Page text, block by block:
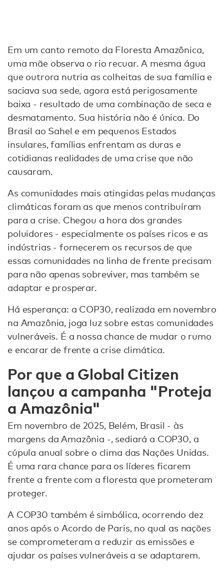
Em um canto remoto da Floresta Amazônica,
uma mãe observa o rio recuar. A mesma água
que outrora nutria as colheitas de sua família e
saciava sua sede, agora está perigosamente
baixa - resultado de uma combinação de seca e
desmatamento. Sua história não é única. Do
Brasil ao Sahel e em pequenos Estados
insulares, famílias enfrentam as duras e
cotidianas realidades de uma crise que não
causaram.
As comunidades mais atingidas pelas mudanças
climáticas foram as que menos contribuíram
para a crise. Chegou a hora dos grandes
poluidores - especialmente os países ricos e as
indústrias - fornecerem os recursos de que
essas comunidades na linha de frente precisam
para não apenas sobreviver, mas também se
adaptar e prosperar.
Há esperança: a COP30, realizada em novembro
na Amazônia, joga luz sobre estas comunidades
vulneráveis. É a nossa chance de mudar o rumo
e encarar de frente a crise climática.
Por que a Global Citizen
lançou a campanha "Proteja
a Amazônia"
Em novembro de 2025, Belém, Brasil - às
margens da Amazônia -, sediará a COP30, a
cúpula anual sobre o clima das Nações Unidas.
É uma rara chance para os líderes ficarem
frente a frente com a floresta que prometeram
proteger.
A COP30 também é simbólica, ocorrendo dez
anos após o Acordo de Paris, no qual as nações
se comprometeram a reduzir as emissões e
ajudar os países vulneráveis a se adaptarem.